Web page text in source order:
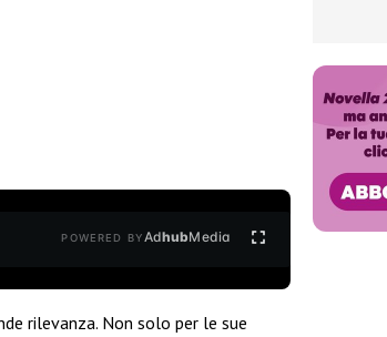
POWERED BYAdhubMedia
rilevanza. Non solo per le sue